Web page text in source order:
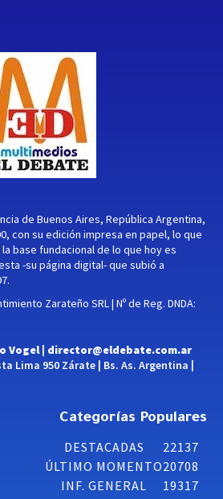
de Buenos Aires, República Argentina,
con su edición impresa en papel, lo que
base fundacional de lo que hoy es
-su página digital- que subió a
Zarateño SRL | Nº de Reg. DNDA:
Vogel | director@eldebate.com.ar
Lima 950 Zárate | Bs. As. Argentina |
Categorías Populares
DESTACADAS
22137
ÚLTIMO MOMENTO20708
INF. GENERAL
19317